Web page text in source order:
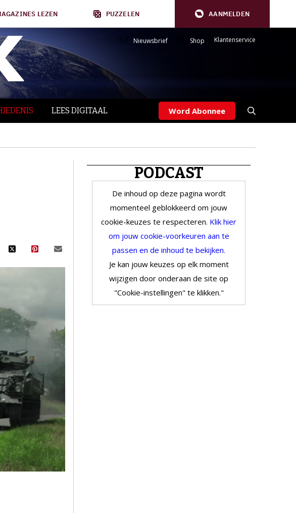
LEZEN PUZZELEN AANMELDEN
Nieuwsbrief Shop Klantenservice
LEES DIGITAAL Word Abonnee
PODCAST
De inhoud op deze pagina wordt
momenteel geblokkeerd om jouw
cookie-keuzes te respecteren. Klik hier
om jouw cookie-voorkeuren aan te
passen en de inhoud te bekijken.
Je kan jouw keuzes op elk moment
wijzigen door onderaan de site op
"Cookie-instellingen" te klikken."